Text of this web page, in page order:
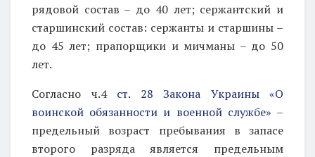
рядовой состав – до 40 лет; сержантский и
старшинский состав: сержанты и старшины –
до 45 лет; прапорщики и мичманы – до 50
лет.
Согласно ч.4 ст. 28 Закона Украины «О
воинской обязанности и военной службе» –
предельный возраст пребывания в запасе
второго разряда является предельным